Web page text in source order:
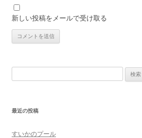
新しい投稿をメールで受け取る
最近の投稿
すいかのプール